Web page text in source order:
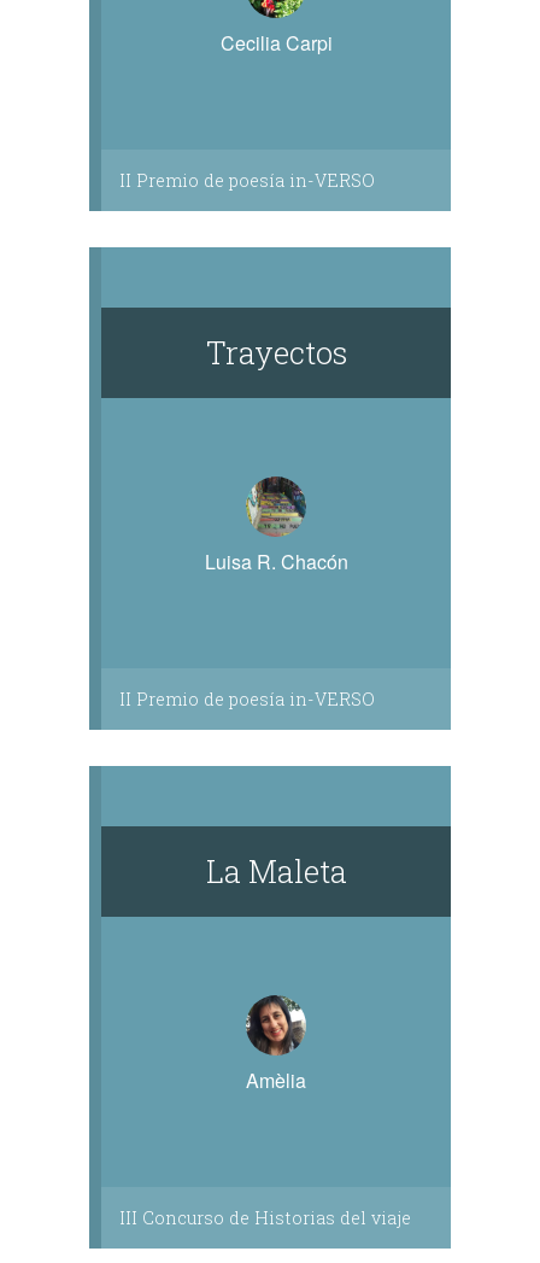
Cecilia Carpi
II Premio de poesía in-VERSO
Trayectos
Luisa R. Chacón
II Premio de poesía in-VERSO
La Maleta
Amèlia
III Concurso de Historias del viaje